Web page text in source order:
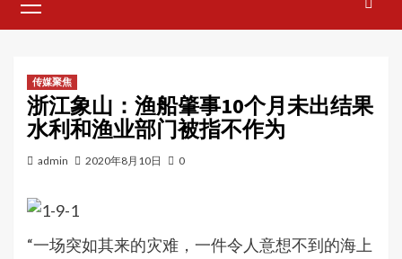
Menu
传媒聚焦
浙江象山：渔船肇事10个月未出结果
水利和渔业部门被指不作为
admin 2020年8月10日 0
“一场突如其来的灾难，一件令人意想不到的海上